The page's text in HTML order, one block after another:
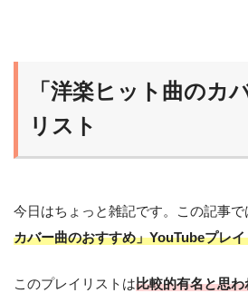
「洋楽ヒット曲のカ
リスト
今日はちょっと雑記です。この記事で
カバー曲のおすすめ」YouTubeプレ
このプレイリストは比較的有名と思